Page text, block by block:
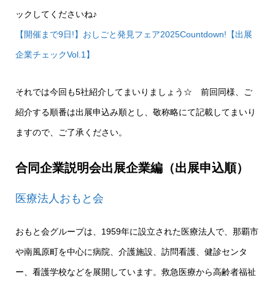
ックしてくださいね♪
【開催まで9日!】おしごと発見フェア2025Countdown!【出展
企業チェックVol.1】
それでは今回も5社紹介してまいりましょう☆ 前回同様、ご
紹介する順番は出展申込み順とし、敬称略にて記載してまいり
ますので、ご了承ください。
合同企業説明会出展企業編（出展申込順）
医療法人おもと会
おもと会グループは、1959年に設立された医療法人で、那覇市
や南風原町を中心に病院、介護施設、訪問看護、健診センタ
ー、看護学校などを展開しています。救急医療から高齢者福祉